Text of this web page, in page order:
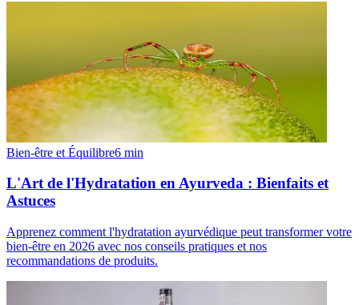
Bien-être et Équilibre6 min
L'Art de l'Hydratation en Ayurveda : Bienfaits et
Astuces
Apprenez comment l'hydratation ayurvédique peut transformer votre
bien-être en 2026 avec nos conseils pratiques et nos
recommandations de produits.